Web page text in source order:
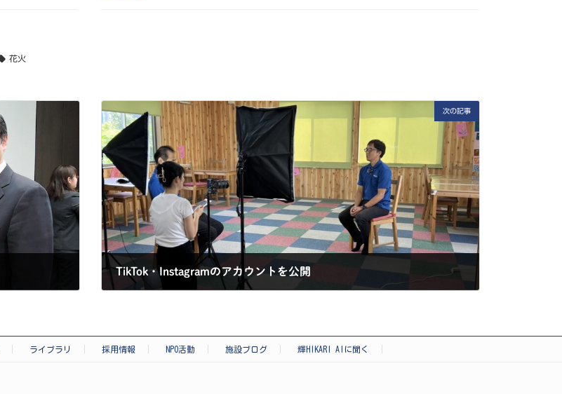
花火
次の記事
TikTok・Instagramのアカウントを公開
ライブラリ 採用情報 NPO活動 施設ブログ 輝HIKARI AIに聞く